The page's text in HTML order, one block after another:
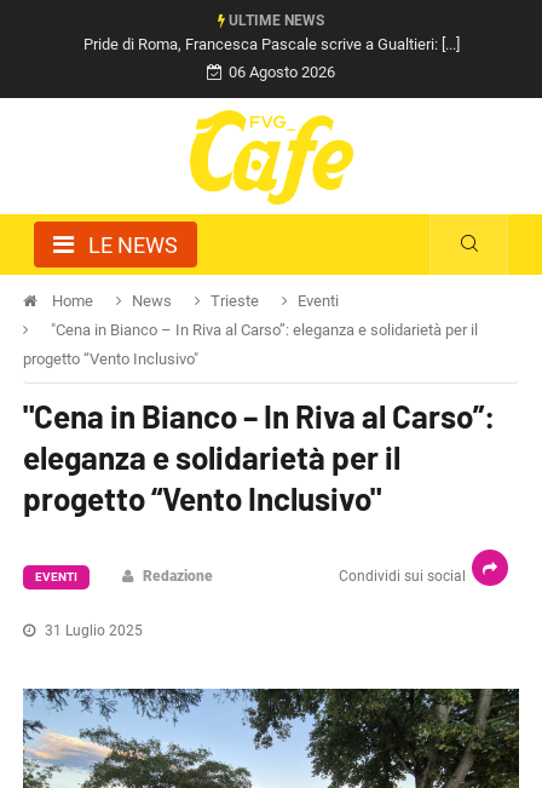
ULTIME NEWS
Pride di Roma, Francesca Pascale scrive a Gualtieri: [...]
06 Agosto 2026
LE NEWS
Home News Trieste
Eventi
"Cena in Bianco – In Riva al Carso”: eleganza e solidarietà per il
progetto “Vento Inclusivo"
"Cena in Bianco – In Riva al Carso”:
eleganza e solidarietà per il
progetto “Vento Inclusivo"
Condividi sui social
EVENTI Redazione
31 Luglio 2025